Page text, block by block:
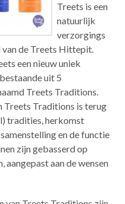
Treets is een
natuurlijk
verzorgings
van de Treets Hittepit.
een nieuw uniek
uit 5
Treets Traditions.
Treets Traditions is terug
tradities, herkomst
en de functie
zijn gebasserd op
aangepast aan de wensen